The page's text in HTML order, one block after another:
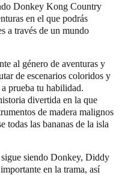
Donkey Kong Country
en el que podrás
a través de un mundo
al género de aventuras y
de escenarios coloridos y
prueba tu habilidad.
divertida en la que
de madera malignos
todas las bananas de la isla
siendo Donkey, Diddy
en la trama, así